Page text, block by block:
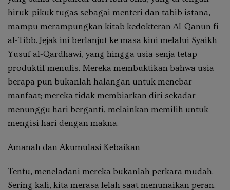
hiruk-pikuk tugas sebagai menteri dan tabib istana,
mampu merampungkan kitab kedokteran Al-Qanun fi
al-Tibb. Jejak ini berlanjut ke masa kini melalui Syaikh
Yusuf al-Qardhawi, yang hingga usia senja tetap
produktif menulis. Mereka membuktikan bahwa usia
berapa pun bukanlah halangan untuk menebar
manfaat; mereka tidak membiarkan diri sekadar
menunggu hari berganti, melainkan memilih untuk
mengisi hari dengan makna.
Amanah dan Akumulasi Kebaikan
Tentu, meneladani mereka bukanlah perkara mudah.
Sering kali, kita merasa lelah saat menunaikan peran.